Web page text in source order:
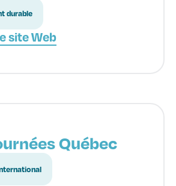
durable
site Web
Québec